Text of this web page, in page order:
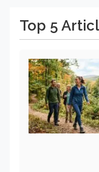
Top 5